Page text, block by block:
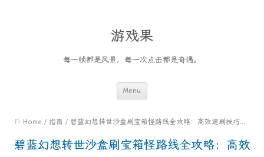
游戏果
每一帧都是风景，每一次点击都是奇遇。
Menu
content
⚐ Home / 指南 / 碧蓝幻想转世沙盒刷宝箱怪路线全攻略：高效速刷技巧与最优路线解析
碧蓝幻想转世沙盒刷宝箱怪路线全攻略：高效